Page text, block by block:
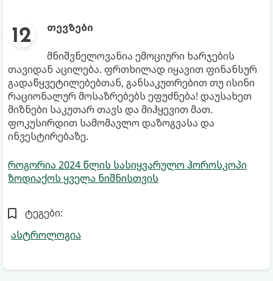
თევზები
მნიშვნელოვანია ემოციური ხარჯების
თავიდან აცილება. ფრთხილად იყავით ფინანსურ
გადაწყვეტილებებთან, განსაკუთრებით თუ ისინი
რაციონალურ მოსაზრებებს ეფუძნება! დაუსახეთ
მიზნები საკუთარ თავს და მიჰყევით მათ.
ფოკუსირდით სამომავლო დაზოგვასა და
ინვესტირებაზე.
როგორია 2024 წლის სასიყვარულო ჰოროსკოპი
ზოდიაქოს ყველა ნიშნისთვის
ტეგები:
ასტროლოგია